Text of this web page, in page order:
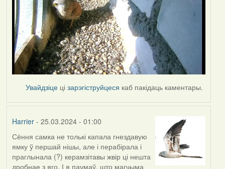
Увайдзіце цізарэгіструйцеся каб пакідаць каментары.
Harrier- 25.03.2024 - 01:00
Сёння самка не толькі капала гнездавую
ямку ў першай нішы, але і перабірала і
праглынала (?) керамзітавы жвір ці нешта
дробнае з яго. І я паумаў, што магчыма